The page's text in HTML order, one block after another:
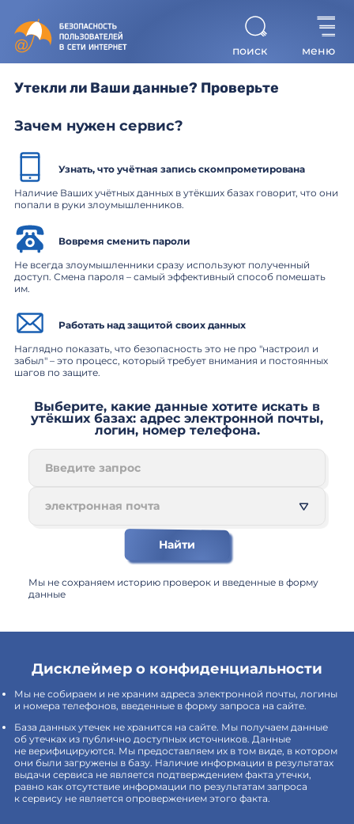
поиск меню
Все разделы
Найти
Утекли ли Ваши данные? Проверьте
Зачем нужен сервис?
Узнать, что учётная запись скомпрометирована
Наличие Ваших учётных данных в утёкших базах говорит, что они
попали в руки злоумышленников.
Вовремя сменить пароли
Не всегда злоумышленники сразу используют полученный
доступ. Смена пароля – самый эффективный способ помешать
им.
Работать над защитой своих данных
Наглядно показать, что безопасность это не про "настроил и
забыл" – это процесс, который требует внимания и постоянных
шагов по защите.
Выберите, какие данные хотите искать в
утёкших базах: адрес электронной почты,
логин, номер телефона.
электронная почта
Найти
Мы не сохраняем историю проверок и введенные в форму
данные
Дисклеймер о конфиденциальности
Мы не собираем и не храним адреса электронной почты, логины
и номера телефонов, введенные в форму запроса на сайте.
База данных утечек не хранится на сайте. Мы получаем данные
об утечках из публично доступных источников. Данные
не верифицируются. Мы предоставляем их в том виде, в котором
они были загружены в базу. Наличие информации в результатах
выдачи сервиса не является подтверждением факта утечки,
равно как отсутствие информации по результатам запроса
к сервису не является опровержением этого факта.